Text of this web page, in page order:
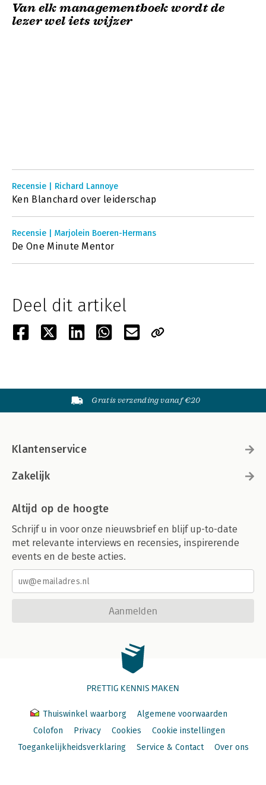
Van elk managementboek wordt de
lezer wel iets wijzer
Recensie | Richard Lannoye
Ken Blanchard over leiderschap
Recensie | Marjolein Boeren-Hermans
De One Minute Mentor
Deel dit artikel
Gratis verzending vanaf €20
Klantenservice
Zakelijk
Altijd op de hoogte
Schrijf u in voor onze nieuwsbrief en blijf up-to-date
met relevante interviews en recensies, inspirerende
events en de beste acties.
Aanmelden
PRETTIG KENNIS MAKEN
Thuiswinkel waarborg
Algemene voorwaarden
Colofon
Privacy Cookies
Cookie instellingen
Toegankelijkheidsverklaring
Service & Contact Over ons